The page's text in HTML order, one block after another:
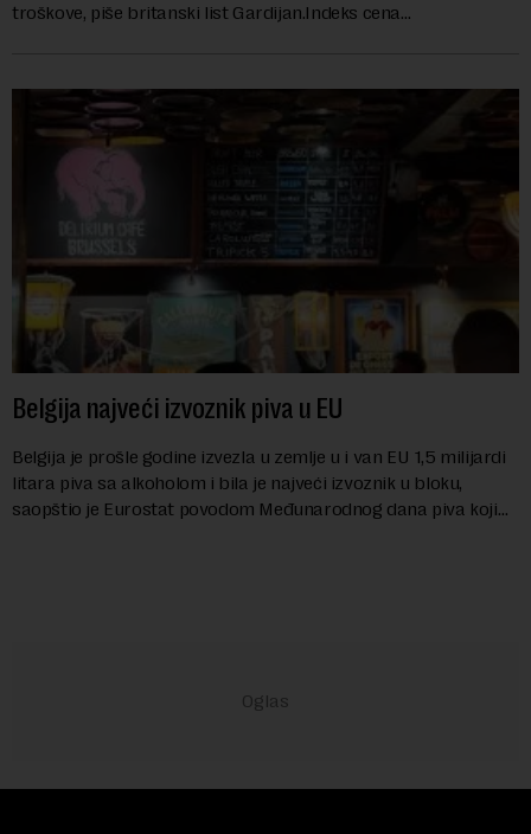
troškove, piše britanski list Gardijan.Indeks cena
Belgija najveći izvoznik piva u EU
Belgija je prošle godine izvezla u zemlje u i van EU 1,5 milijardi
litara piva sa alkoholom i bila je najveći izvoznik u bloku,
saopštio je Eurostat povodom Međunarodnog dana piva koji